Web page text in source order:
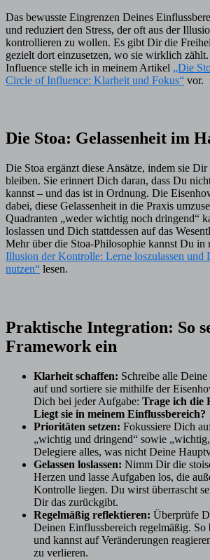
Das bewusste Eingrenzen Deines
und reduziert den Stress, der oft aus der
kontrollieren zu wollen. Es gibt Dir die
gezielt dort einzusetzen, wo sie wirklich
Influence stelle ich in meinem Artikel „Die
Circle of Influence: Klarheit und Fokus“ vor.
Die Stoa: Gelassenheit im
Die Stoa ergänzt diese Ansätze, indem sie
bleiben. Sie erinnert Dich daran, dass Du
kannst – und das ist in Ordnung. Die
dabei, diese Gelassenheit in die Praxis
Quadranten „weder wichtig noch dringend“
loslassen und Dich stattdessen auf das
Mehr über die Stoa-Philosophie kannst Du in
Illusion der Kontrolle: Lerne loszulassen und
nutzen“ lesen.
Praktische Integration: So
Framework ein
Klarheit schaffen: Schreibe alle
auf und sortiere sie mithilfe der
Dich bei jeder Aufgabe: Trage ich die
Liegt sie in meinem Einflussbereich?
Prioritäten setzen: Fokussiere Dich
„wichtig und dringend“ sowie
Delegiere alles, was nicht Deine
Gelassen loslassen: Nimm Dir die
Herzen und lasse Aufgaben los, die
Kontrolle liegen. Du wirst überrascht
Dir das zurückgibt.
Regelmäßig reflektieren: Überprüfe
Deinen Einflussbereich regelmäßig.
und kannst auf Veränderungen
zu verlieren.